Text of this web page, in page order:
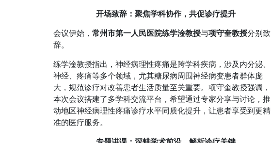
开场致辞：聚焦学科协作，共促诊疗提升
会议伊始， 常州市第一人民医院练学淦教授与项守奎教授分别致
辞。
练学淦教授指出，神经病理性疼痛是跨学科疾病，涉及内分泌、
神经、疼痛等多个领域，尤其糖尿病周围神经病变患者群体庞
大，规范诊疗对改善患者生活质量至关重要。项守奎教授强调，
本次会议搭建了多学科交流平台，希望通过专家分享与讨论，推
动地区神经病理性疼痛诊疗水平同质化提升，让患者享受到更精
准的医疗服务。